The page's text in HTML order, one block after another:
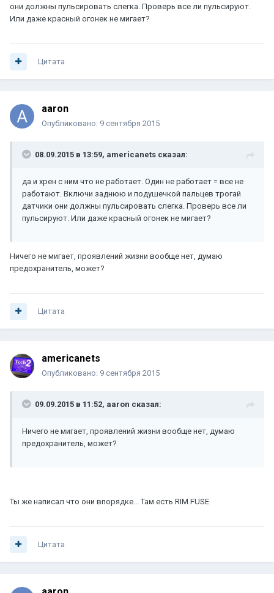
они должны пульсировать слегка. Проверь все ли пульсируют.
Или даже красный огонек не мигает?
Цитата
aaron
Опубликовано: 9 сентября 2015
08.09.2015 в 13:59, americanets сказал:
да и хрен с ним что не работает. Один не работает = все не
работают. Включи заднюю и подушечкой пальцев трогай
датчики они должны пульсировать слегка. Проверь все ли
пульсируют. Или даже красный огонек не мигает?
Ничего не мигает, проявлений жизни вообще нет, думаю
предохранитель, может?
Цитата
americanets
Опубликовано: 9 сентября 2015
09.09.2015 в 11:52, aaron сказал:
Ничего не мигает, проявлений жизни вообще нет, думаю
предохранитель, может?
Ты же написал что они впорядке... Там есть RIM FUSE
Цитата